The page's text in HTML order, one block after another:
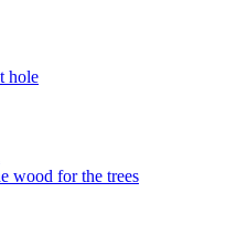
hole
wood for the trees